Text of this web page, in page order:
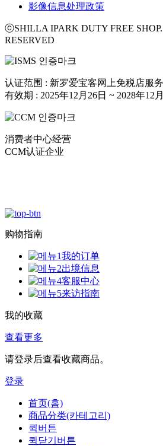
影像信息处理政策
ⓒSHILLA IPARK DUTY FREE
RESERVED
认证范围 : 新罗爱宝客网上免税店服
有效期 : 2025年12月26日 ~ 2028年12
消费者中心经营
CCM认证企业
购物指南
我的订单
出境信息
客服中心
来访指南
我的收藏
查看更多
请登录后查看收藏商品。
登录
首页(홈)
商品分类(카테고리)
퀵버튼
퀵닫기버튼